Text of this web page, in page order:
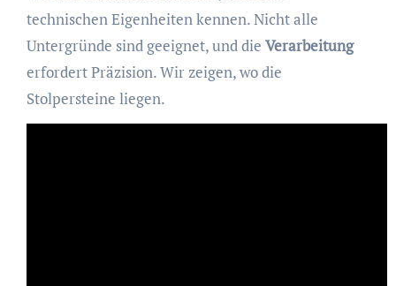
technischen Eigenheiten kennen. Nicht alle
Untergründe sind geeignet, und die Verarbeitung
erfordert Präzision. Wir zeigen, wo die
Stolpersteine liegen.